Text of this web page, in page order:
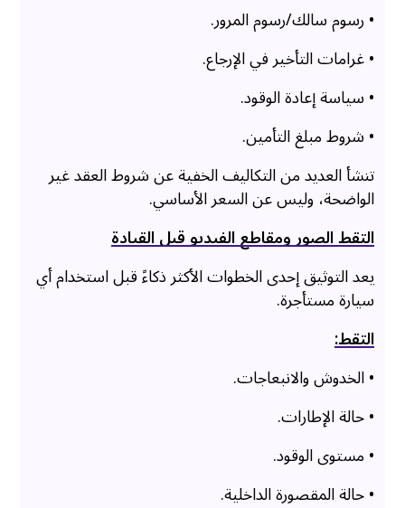
• رسوم سالك/رسوم المرور.
• غرامات التأخير في الإرجاع.
• سياسة إعادة الوقود.
• شروط مبلغ التأمين.
تنشأ العديد من التكاليف الخفية عن شروط العقد غير
الواضحة، وليس عن السعر الأساسي.
التقط الصور ومقاطع الفيديو قبل القيادة
يعد التوثيق إحدى الخطوات الأكثر ذكاءً قبل استخدام أي
سيارة مستأجرة.
التقط:
• الخدوش والانبعاجات.
• حالة الإطارات.
• مستوى الوقود.
• حالة المقصورة الداخلية.